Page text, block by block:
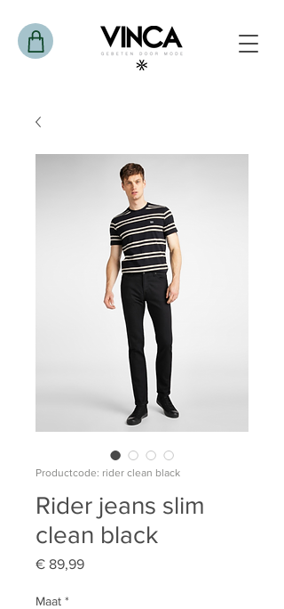
Productcode: rider clean black
Rider jeans slim
clean black
€ 89,99Prijs
Maat *